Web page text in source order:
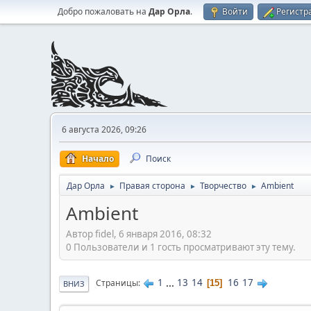
Добро пожаловать на Дар Орла. Войти
6 августа 2026, 09:26
Начало Поиск
Дар Орла ► Правая сторона ► Творчество ► Ambient
Ambient
Автор fidel, 6 января 2016, 08:32
0 Пользователи и 1 гость просматривают эту тему.
ВНИЗ Страницы 1 ... 13 14 15 16 17